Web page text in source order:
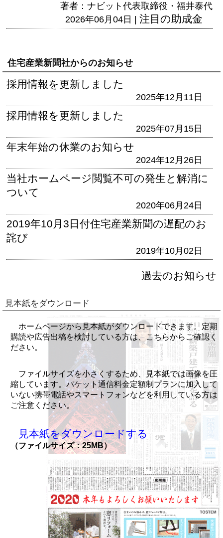
著者：ナビット代表取締役・福井泰代
2026年06月04日 | 注目の助成金
住宅産業新聞社からのお知らせ
採用情報を更新しました
2025年12月11日
採用情報を更新しました
2025年07月15日
年末年始の休業のお知らせ
2024年12月26日
当社ホームページ閲覧不可の発生と解消に
ついて
2020年06月24日
2019年10月3日付住宅産業新聞の遅配のお
詫び
2019年10月02日
過去のお知らせ
見本紙をダウンロード
ホームページから見本紙がダウンロードできます。定期
購読や広告出稿を検討している方は、こちらからご確認く
ださい。
ファイルサイズを小さくするため、見本紙では画像を圧
縮しています。パケット通信料金定額制プランに加入して
いない携帯電話やスマートフォンなどを利用している方は
ご注意ください。
見本紙をダウンロードする
（ファイルサイズ：25MB）